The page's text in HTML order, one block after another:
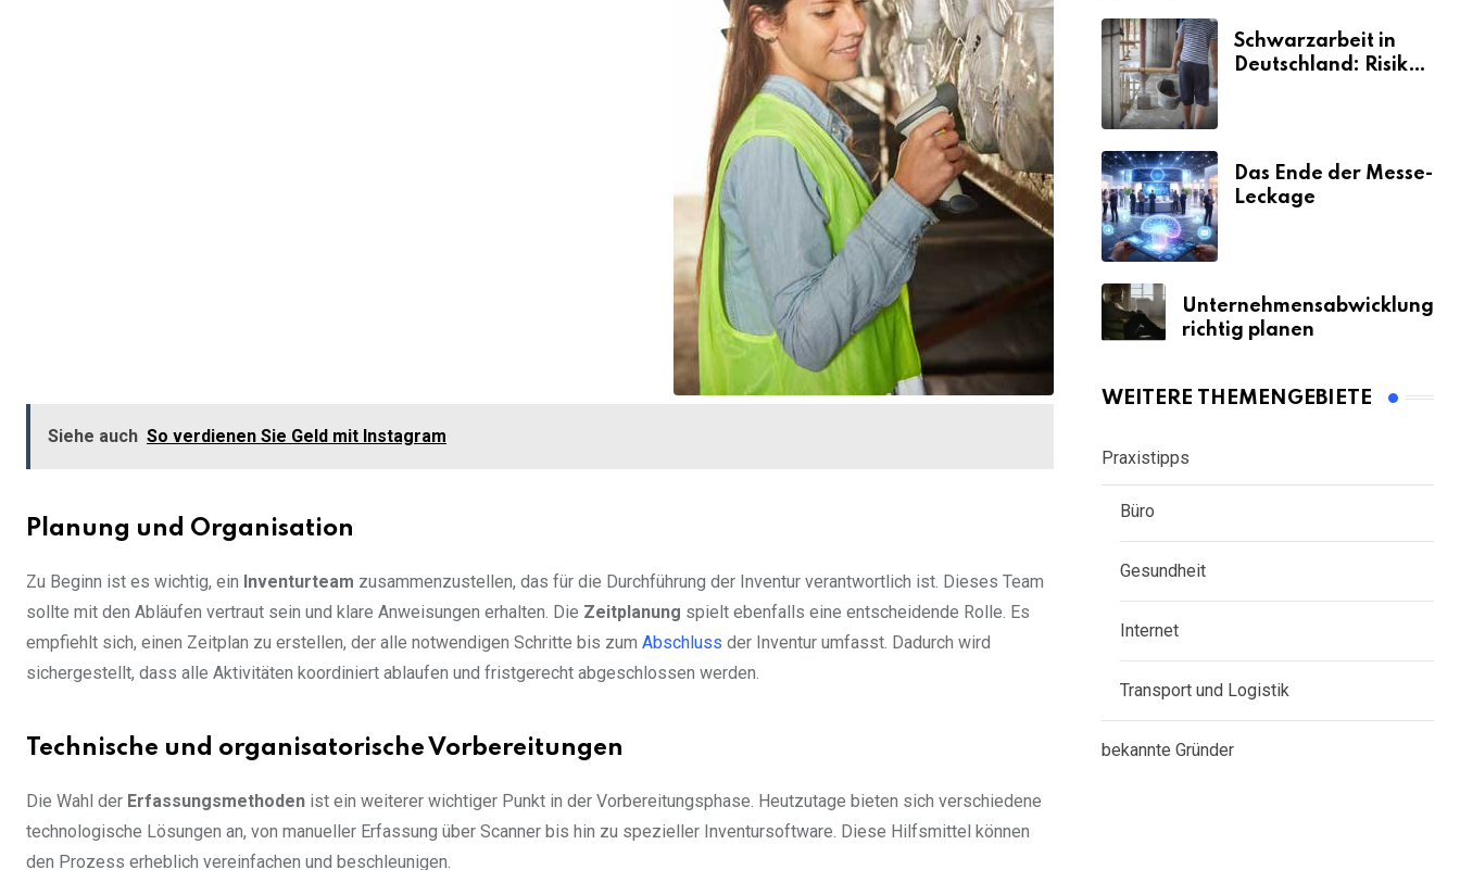
Siehe auch So verdienen Sie Geld mit Instagram
Planung und Organisation
Zu Beginn ist es wichtig, ein Inventurteam zusammenzustellen, das für die Durchführung der Inventur verantwortlich ist. Dieses Team
sollte mit den Abläufen vertraut sein und klare Anweisungen erhalten. Die Zeitplanung spielt ebenfalls eine entscheidende Rolle. Es
empfiehlt sich, einen Zeitplan zu erstellen, der alle notwendigen Schritte bis zum Abschluss der Inventur umfasst. Dadurch wird
sichergestellt, dass alle Aktivitäten koordiniert ablaufen und fristgerecht abgeschlossen werden.
Technische und organisatorische Vorbereitungen
Die Wahl der Erfassungsmethoden ist ein weiterer wichtiger Punkt in der Vorbereitungsphase. Heutzutage bieten sich verschiedene
technologische Lösungen an, von manueller Erfassung über Scanner bis hin zu spezieller Inventursoftware. Diese Hilfsmittel können
den Prozess erheblich vereinfachen und beschleunigen.
Schwarzarbeit in
Deutschland: Risiken
Das Ende der Messe-
Leckage
Unternehmensabwicklung
richtig planen
WEITERE THEMENGEBIETE
Praxistipps
Büro
Gesundheit
Internet
Transport und Logistik
bekannte Gründer